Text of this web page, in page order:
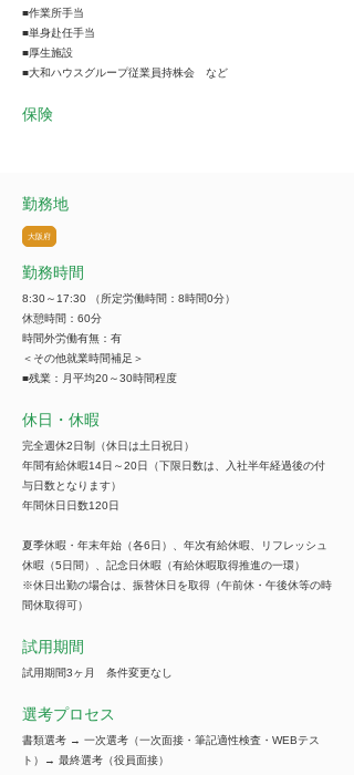
■作業所手当
■単身赴任手当
■厚生施設
■大和ハウスグループ従業員持株会 など
保険
勤務地
大阪府
勤務時間
8:30～17:30 （所定労働時間：8時間0分）
休憩時間：60分
時間外労働有無：有
＜その他就業時間補足＞
■残業：月平均20～30時間程度
休日・休暇
完全週休2日制（休日は土日祝日）
年間有給休暇14日～20日（下限日数は、入社半年経過後の付
与日数となります）
年間休日日数120日
夏季休暇・年末年始（各6日）、年次有給休暇、リフレッシュ
休暇（5日間）、記念日休暇（有給休暇取得推進の一環）
※休日出勤の場合は、振替休日を取得（午前休・午後休等の時
間休取得可）
試用期間
試用期間3ヶ月 条件変更なし
選考プロセス
書類選考 → 一次選考（一次面接・筆記適性検査・WEBテス
ト）→ 最終選考（役員面接）